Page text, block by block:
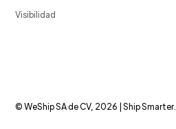
Visibilidad
© WeShip SA de CV, 2026 | Ship Smarter.